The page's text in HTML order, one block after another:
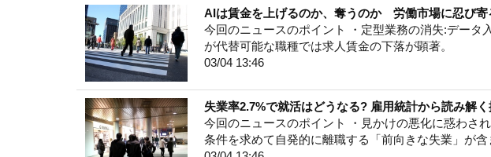
AIは賃金を上げるのか、奪うのか 労働市場に忍び寄
今回のニュースのポイント ・定型業務の消失:データ
が代替可能な職種では求人賃金の下落が顕著。
03/04 13:46
失業率2.7%で就活はどうなる? 雇用統計から読み解く
今回のニュースのポイント ・見かけの悪化に惑わさ
条件を求めて自発的に離職する「前向きな失業」が含